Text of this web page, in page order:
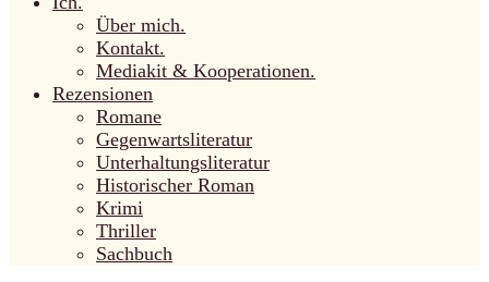
Über mich.
Kontakt.
Mediakit & Kooperationen.
Rezensionen
Romane
Gegenwartsliteratur
Unterhaltungsliteratur
Historischer Roman
Krimi
Thriller
Sachbuch